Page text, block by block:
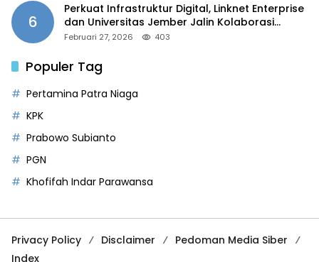
6
Perkuat Infrastruktur Digital, Linknet Enterprise
dan Universitas Jember Jalin Kolaborasi
Smart Campus Berbasis AI
Februari 27, 2026 403
Populer Tag
Pertamina Patra Niaga
KPK
Prabowo Subianto
PGN
Khofifah Indar Parawansa
Privacy Policy Disclaimer
Pedoman Media Siber
Index